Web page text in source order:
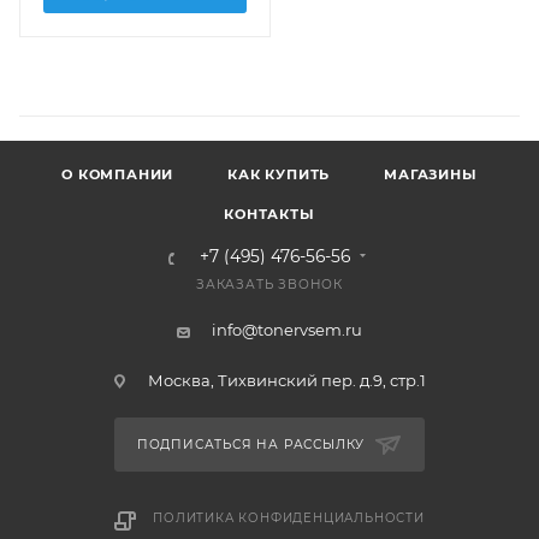
О КОМПАНИИ КАК КУПИТЬ МАГАЗИНЫ
КОНТАКТЫ
+7 (495) 476-56-56
ЗАКАЗАТЬ ЗВОНОК
info@tonervsem.ru
Москва, Тихвинский пер. д.9, стр.1
ПОДПИСАТЬСЯ НА РАССЫЛКУ
ПОЛИТИКА КОНФИДЕНЦИАЛЬНОСТИ